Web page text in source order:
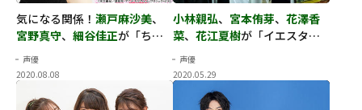
気になる関係！ 瀬戸麻沙美、
宮野真守、 細谷佳正が「ちは
やふる」で描く高校生たちの
青春
声優
2020.08.08
小林親弘、 宮本侑芽、 花澤香
菜、 花江夏樹が「イエスタデ
イをうたって」で見せる恋模
様
声優
2020.05.29